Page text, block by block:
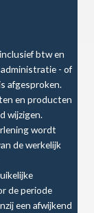
btw en
- of
afgesproken.
en producten
wijzigen.
wordt
de werkelijk
de periode
een afwijkend